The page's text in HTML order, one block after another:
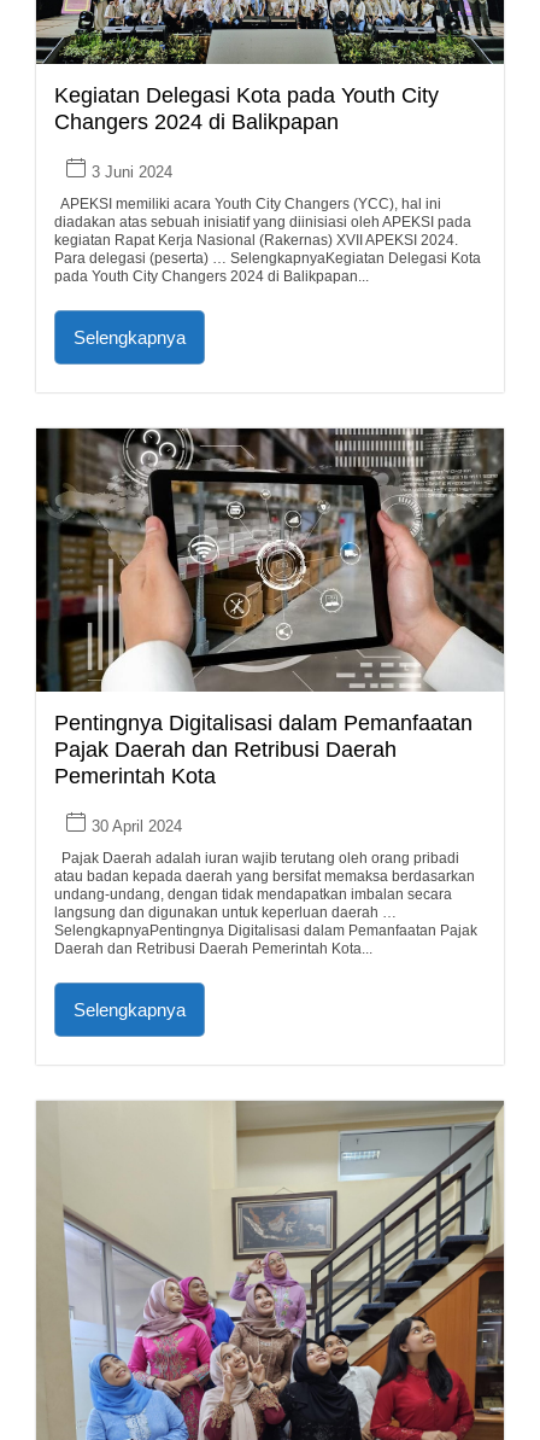
Kegiatan Delegasi Kota pada Youth City
Changers 2024 di Balikpapan
3 Juni 2024
APEKSI memiliki acara Youth City Changers (YCC), hal ini
diadakan atas sebuah inisiatif yang diinisiasi oleh APEKSI pada
kegiatan Rapat Kerja Nasional (Rakernas) XVII APEKSI 2024.
Para delegasi (peserta) … SelengkapnyaKegiatan Delegasi Kota
pada Youth City Changers 2024 di Balikpapan...
Selengkapnya
Pentingnya Digitalisasi dalam Pemanfaatan
Pajak Daerah dan Retribusi Daerah
Pemerintah Kota
30 April 2024
Pajak Daerah adalah iuran wajib terutang oleh orang pribadi
atau badan kepada daerah yang bersifat memaksa berdasarkan
undang-undang, dengan tidak mendapatkan imbalan secara
langsung dan digunakan untuk keperluan daerah …
SelengkapnyaPentingnya Digitalisasi dalam Pemanfaatan Pajak
Daerah dan Retribusi Daerah Pemerintah Kota...
Selengkapnya